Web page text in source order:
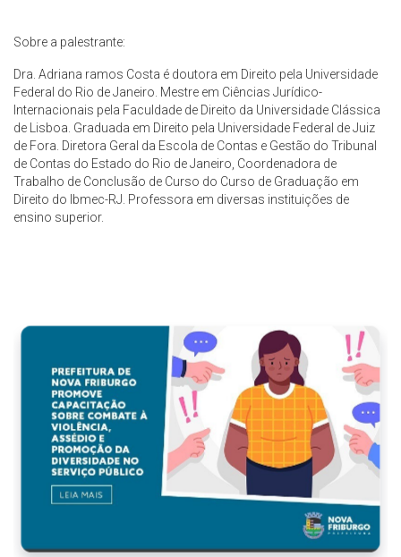
Sobre a palestrante:
Dra. Adriana ramos Costa é doutora em Direito pela Universidade
Federal do Rio de Janeiro. Mestre em Ciências Jurídico-
Internacionais pela Faculdade de Direito da Universidade Clássica
de Lisboa. Graduada em Direito pela Universidade Federal de Juiz
de Fora. Diretora Geral da Escola de Contas e Gestão do Tribunal
de Contas do Estado do Rio de Janeiro, Coordenadora de
Trabalho de Conclusão de Curso do Curso de Graduação em
Direito do Ibmec-RJ. Professora em diversas instituições de
ensino superior.